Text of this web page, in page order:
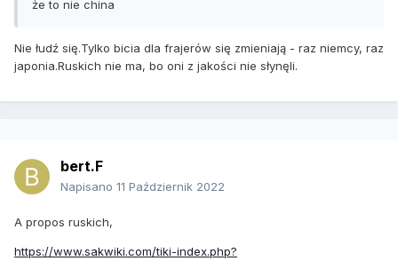
że to nie china
Nie łudź się.Tylko bicia dla frajerów się zmieniają - raz niemcy, raz
japonia.Ruskich nie ma, bo oni z jakości nie słynęli.
bert.F
Napisano 11 Październik 2022
A propos ruskich,
https://www.sakwiki.com/tiki-index.php?